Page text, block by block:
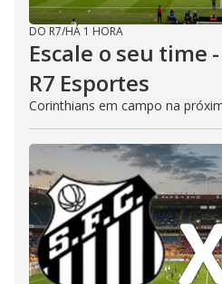
DO R7/HÁ 1 HORA
Escale o seu time
R7 Esportes
Corinthians em campo na